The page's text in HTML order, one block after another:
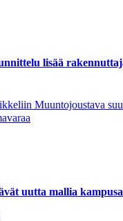
lisää
Muuntojoustava
uutta mallia